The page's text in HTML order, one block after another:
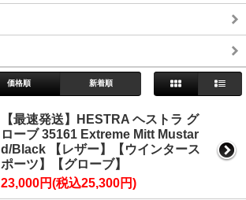
価格順 新着順
【最速発送】HESTRA ヘストラ グ
ローブ 35161 Extreme Mitt Mustar
d/Black 【レザー】【ウインタース
ポーツ】【グローブ】
23,000円(税込25,300円)